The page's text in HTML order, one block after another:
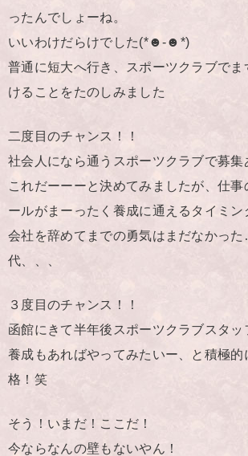
ったんでしょーね。
いいわけだらけでした(*☻-☻*)
普通に短大へ行き、スポーツクラブでま
けることをたのしみました
二度目のチャンス！！
社会人になら通うスポーツクラブで募集
これだーーーと決めてみましたが、仕事
ールがまーったく養成に通えるタイミン
会社を辞めてまでの勇気はまだなかっ
代、、、
３度目のチャンス！！
函館にきて半年後スポーツクラブスタッ
養成もあればやってみたいー、と積極的
格！笑
そう！いまだ！ここだ！
今ならなんの壁もないやん！